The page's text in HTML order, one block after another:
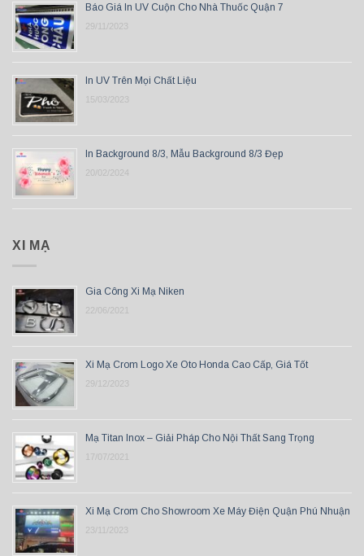
Báo Giá In UV Cuộn Cho Nhà Thuốc Quận 7
29/11/2023
In UV Trên Mọi Chất Liệu
15/03/2023
In Background 8/3, Mẫu Background 8/3 Đẹp
20/02/2024
XI MẠ
Gia Công Xi Mạ Niken
22/06/2021
Xi Mạ Crom Logo Xe Oto Honda Cao Cấp, Giá Tốt
29/12/2023
Mạ Titan Inox – Giải Pháp Cho Nội Thất Sang Trọng
17/07/2021
Xi Mạ Crom Cho Showroom Xe Máy Điện Quận Phú Nhuận
23/11/2023